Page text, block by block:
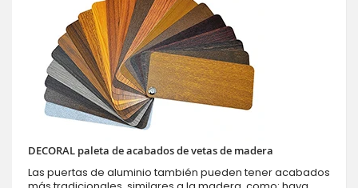
DECORAL paleta de acabados de vetas de madera
Las puertas de aluminio también pueden tener acabados